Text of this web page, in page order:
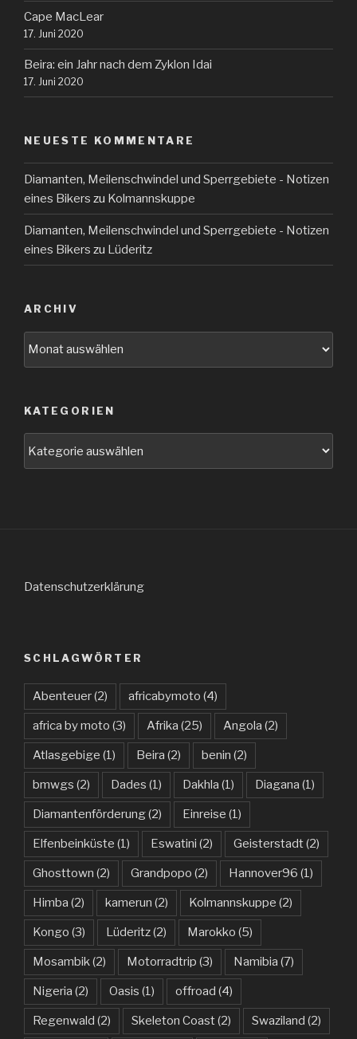
Cape MacLear
17. Juni 2020
Beira: ein Jahr nach dem Zyklon Idai
17. Juni 2020
NEUESTE KOMMENTARE
Diamanten, Meilenschwindel und Sperrgebiete - Notizen
eines Bikers zu Kolmannskuppe
Diamanten, Meilenschwindel und Sperrgebiete - Notizen
eines Bikers zu Lüderitz
ARCHIV
KATEGORIEN
Datenschutzerklärung
SCHLAGWÖRTER
Abenteuer(2) africabymoto (4)
africa by moto (3) Afrika (25) Angola (2)
Atlasgebige (1) Beira (2) benin (2)
bmwgs (2) Dades (1) Dakhla (1) Diagana (1)
Diamantenförderung(2) Einreise (1)
Elfenbeinküste (1) Eswatini (2) Geisterstadt(2)
Ghosttown (2) Grandpopo (2) Hannover96 (1)
Himba (2) kamerun (2) Kolmannskuppe (2)
Kongo (3) Lüderitz(2) Marokko (5)
Mosambik(2) Motorradtrip (3) Namibia (7)
Nigeria (2) Oasis (1) offroad (4)
Regenwald (2) Skeleton Coast(2) Swaziland (2)